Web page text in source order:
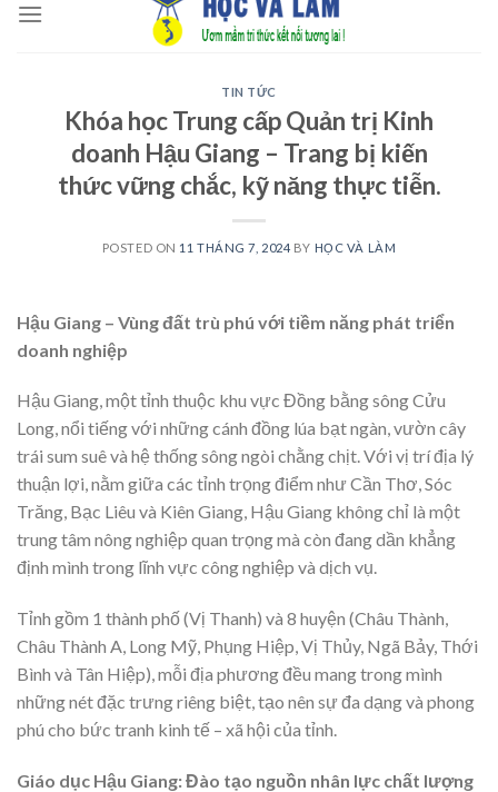
TIN TỨC
Khóa học Trung cấp Quản trị Kinh
doanh Hậu Giang – Trang bị kiến
thức vững chắc, kỹ năng thực tiễn.
POSTED ON 11 THÁNG 7, 2024 BY HỌC VÀ LÀM
Hậu Giang – Vùng đất trù phú với tiềm năng phát triển
doanh nghiệp
Hậu Giang, một tỉnh thuộc khu vực Đồng bằng sông Cửu
Long, nổi tiếng với những cánh đồng lúa bạt ngàn, vườn cây
trái sum suê và hệ thống sông ngòi chằng chịt. Với vị trí địa lý
thuận lợi, nằm giữa các tỉnh trọng điểm như Cần Thơ, Sóc
Trăng, Bạc Liêu và Kiên Giang, Hậu Giang không chỉ là một
trung tâm nông nghiệp quan trọng mà còn đang dần khẳng
định mình trong lĩnh vực công nghiệp và dịch vụ.
Tỉnh gồm 1 thành phố (Vị Thanh) và 8 huyện (Châu Thành,
Châu Thành A, Long Mỹ, Phụng Hiệp, Vị Thủy, Ngã Bảy, Thới
Bình và Tân Hiệp), mỗi địa phương đều mang trong mình
những nét đặc trưng riêng biệt, tạo nên sự đa dạng và phong
phú cho bức tranh kinh tế – xã hội của tỉnh.
Giáo dục Hậu Giang: Đào tạo nguồn nhân lực chất lượng